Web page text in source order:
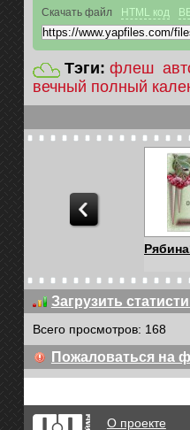
Скачать файл HTML код
Тэги: флеш
вечный полный
679.87 Кб
Загрузить
Всего просмотров: 168
Пожаловаться на
О проекте